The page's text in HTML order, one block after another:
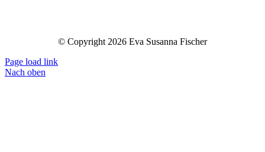
© Copyright 2026 Eva Susanna Fischer
Page load link
Nach oben